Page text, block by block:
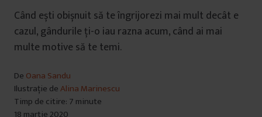
Când ești obișnuit să te îngrijorezi mai mult decât e
cazul, gândurile ți-o iau razna acum, când ai mai
multe motive să te temi.
De Oana Sandu
Ilustrație deAlina Marinescu
Timp de citire: 7 minute